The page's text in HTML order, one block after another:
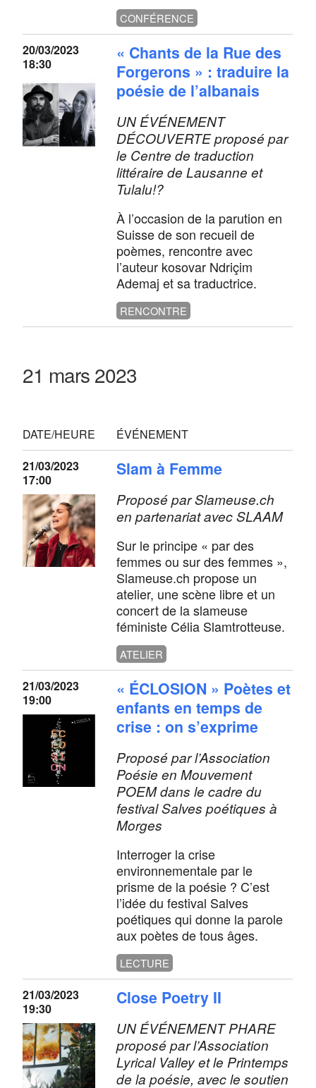
CONFÉRENCE
20/03/2023
18:30
« Chants de la Rue des
Forgerons » : traduire la
poésie de l’albanais
UN ÉVÉNEMENT
DÉCOUVERTE proposé par
le Centre de traduction
littéraire de Lausanne et
Tulalu!?
À l’occasion de la parution en
Suisse de son recueil de
poèmes, rencontre avec
l’auteur kosovar Ndriçim
Ademaj et sa traductrice.
RENCONTRE
21 mars 2023
DATE/HEURE
ÉVÉNEMENT
21/03/2023
17:00
Slam à Femme
Proposé par Slameuse.ch
en partenariat avec SLAAM
Sur le principe « par des
femmes ou sur des femmes »,
Slameuse.ch propose un
atelier, une scène libre et un
concert de la slameuse
féministe Célia Slamtrotteuse.
ATELIER
21/03/2023
19:00
« ÉCLOSION » Poètes et
enfants en temps de
crise : on s’exprime
Proposé par l’Association
Poésie en Mouvement
POEM dans le cadre du
festival Salves poétiques à
Morges
Interroger la crise
environnementale par le
prisme de la poésie ? C’est
l’idée du festival Salves
poétiques qui donne la parole
aux poètes de tous âges.
LECTURE
21/03/2023
19:30
Close Poetry II
UN ÉVÉNEMENT PHARE
proposé par l’Association
Lyrical Valley et le Printemps
de la poésie, avec le soutien